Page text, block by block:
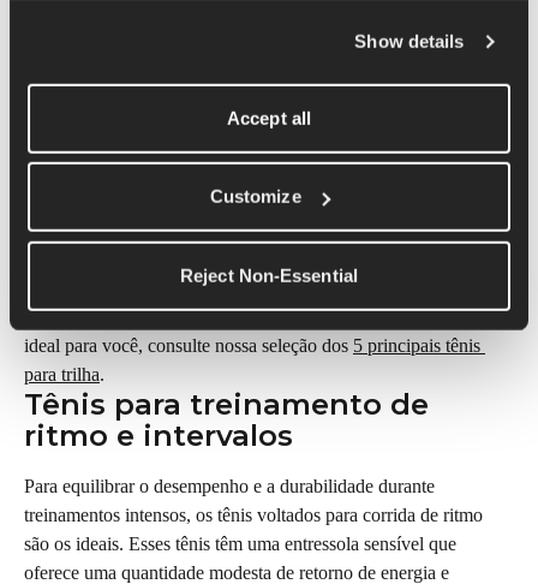
Show details
Accept all
Customize
Reject Non-Essential
são projetados para você ter um bom desempenho em condições
adversas: geralmente têm uma sola resistente com uma base de
escorregue ou caia. Para proteger o pé, os tênis de trilha
geralmente têm uma entressola forte com suporte. Eles são a
opção preferida de quem faz trilha, pois a estabilidade e a
quem procura conforto, durabilidade e proteção em suas
aventuras de corrida pela natureza. Se quiser encontrar o par
ideal para você, consulte nossa seleção dos 5 principais tênis
para trilha.
Tênis para treinamento de
ritmo e intervalos
Para equilibrar o desempenho e a durabilidade durante
treinamentos intensos, os tênis voltados para corrida de ritmo
são os ideais. Esses tênis têm uma entressola sensível que
oferece uma quantidade modesta de retorno de energia e